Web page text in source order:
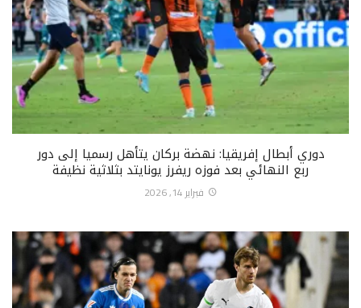
دوري أبطال إفريقيا: نهضة بركان يتأهل رسميا إلى دور
ربع النهائي بعد فوزه ريفرز يونايتد بثلاثية نظيفة
فبراير 14, 2026